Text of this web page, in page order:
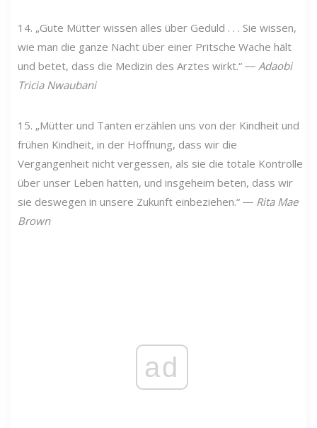
14. „Gute Mütter wissen alles über Geduld . . . Sie wissen,
wie man die ganze Nacht über einer Pritsche Wache hält
und betet, dass die Medizin des Arztes wirkt.“ ― Adaobi
Tricia Nwaubani
15. „Mütter und Tanten erzählen uns von der Kindheit und
frühen Kindheit, in der Hoffnung, dass wir die
Vergangenheit nicht vergessen, als sie die totale Kontrolle
über unser Leben hatten, und insgeheim beten, dass wir
sie deswegen in unsere Zukunft einbeziehen.“ ― Rita Mae
Brown
ad